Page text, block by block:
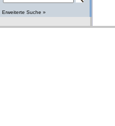
Erweiterte Suche »